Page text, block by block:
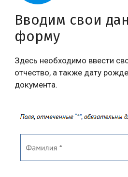
Вводим свои
форму
Здесь необходимо ввести
отчество, а также дату
документа.